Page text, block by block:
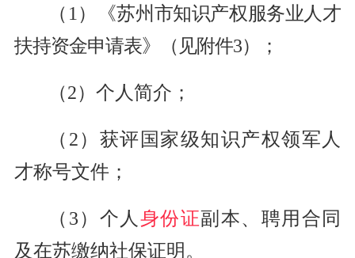
（1）《苏州市知识产权服务业人才
扶持资金申请表》（见附件3）
；
（2）个人简介；
（2）获评国家级知识产权领军人
才称号文件；
（3）个人 身份证副本、聘用合同
及在苏缴纳社保证明。